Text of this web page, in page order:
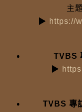
主
▶ https://
TVBS
▶
TVBS 專